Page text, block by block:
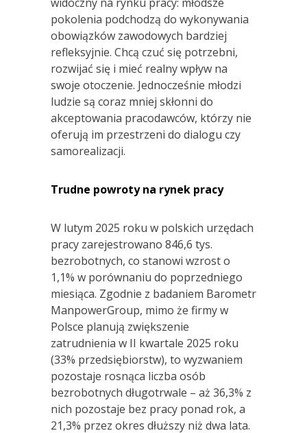
pokolenia podchodzą do wykonywania
obowiązków zawodowych bardziej
refleksyjnie. Chcą czuć się potrzebni,
rozwijać się i mieć realny wpływ na
swoje otoczenie. Jednocześnie młodzi
ludzie są coraz mniej skłonni do
akceptowania pracodawców, którzy nie
oferują im przestrzeni do dialogu czy
samorealizacji.
Trudne powroty na rynek pracy
W lutym 2025 roku w polskich urzędach
pracy zarejestrowano 846,6 tys.
bezrobotnych, co stanowi wzrost o
1,1% w porównaniu do poprzedniego
miesiąca. Zgodnie z badaniem Barometr
ManpowerGroup, mimo że firmy w
Polsce planują zwiększenie
zatrudnienia w II kwartale 2025 roku
(33% przedsiębiorstw), to wyzwaniem
pozostaje rosnąca liczba osób
bezrobotnych długotrwale – aż 36,3% z
nich pozostaje bez pracy ponad rok, a
21,3% przez okres dłuższy niż dwa lata.